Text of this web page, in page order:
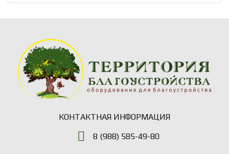
КОНТАКТНАЯ ИНФОРМАЦИЯ
8 (988) 585-49-80